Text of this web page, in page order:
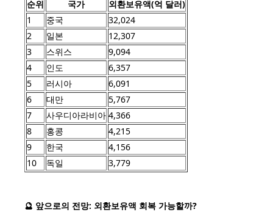
순위 국가
외환보유액(억 달러)
1
중국
32,024
2
일본
12,307
3
스위스
9,094
4
인도
6,357
5
러시아
6,091
6
대만
5,767
7
사우디아라비아 4,366
8
홍콩
4,215
9
한국
4,156
10
독일 3,779
🔮 앞으로의 전망: 외환보유액 회복 가능할까?